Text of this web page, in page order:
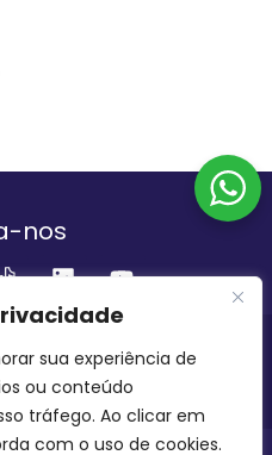
sua experiência de
ou conteúdo
tráfego. Ao clicar em
com o uso de cookies.
nos
FALE CONOSCO